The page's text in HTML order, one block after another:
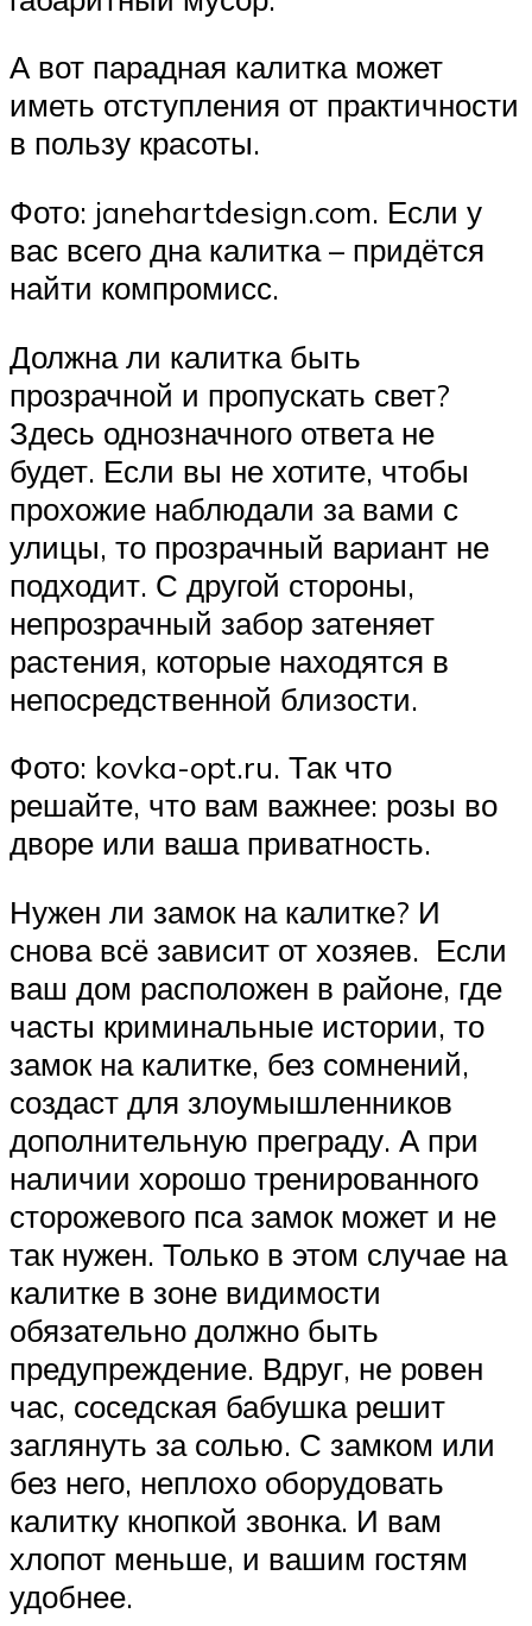
А вот парадная калитка может
иметь отступления от практичности
в пользу красоты.
Фото: janehartdesign.com. Если у
вас всего дна калитка – придётся
найти компромисс.
Должна ли калитка быть
прозрачной и пропускать свет?
Здесь однозначного ответа не
будет. Если вы не хотите, чтобы
прохожие наблюдали за вами с
улицы, то прозрачный вариант не
подходит. С другой стороны,
непрозрачный забор затеняет
растения, которые находятся в
непосредственной близости.
Фото: kovka-opt.ru. Так что
решайте, что вам важнее: розы во
дворе или ваша приватность.
Нужен ли замок на калитке? И
снова всё зависит от хозяев. Если
ваш дом расположен в районе, где
часты криминальные истории, то
замок на калитке, без сомнений,
создаст для злоумышленников
дополнительную преграду. А при
наличии хорошо тренированного
сторожевого пса замок может и не
так нужен. Только в этом случае на
калитке в зоне видимости
обязательно должно быть
предупреждение. Вдруг, не ровен
час, соседская бабушка решит
заглянуть за солью. С замком или
без него, неплохо оборудовать
калитку кнопкой звонка. И вам
хлопот меньше, и вашим гостям
удобнее.